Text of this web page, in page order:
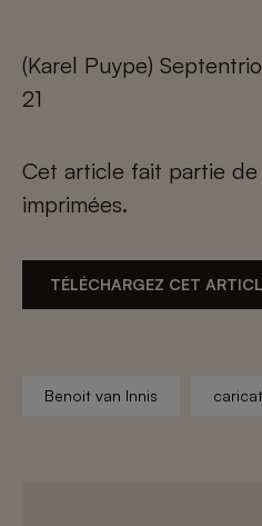
(Karel Puype)
21
Cet article fait partie de
imprimées.
TÉLÉCHARGEZ CET
Benoit van Innis